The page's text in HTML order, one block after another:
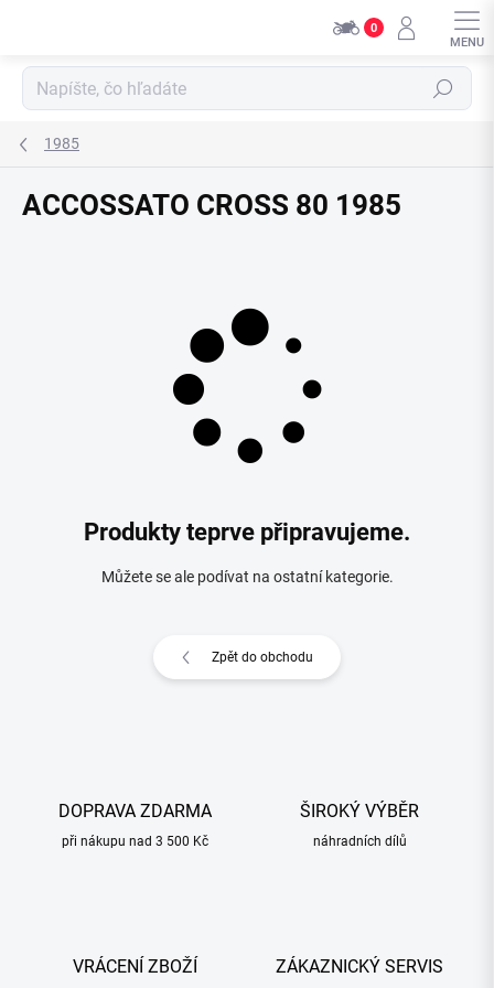
0
Hledat
1985
ACCOSSATO CROSS 80 1985
Produkty teprve připravujeme.
Můžete se ale podívat na ostatní kategorie.
Zpět do obchodu
DOPRAVA ZDARMA
při nákupu nad 3 500 Kč
ŠIROKÝ VÝBĚR
náhradních dílů
VRÁCENÍ ZBOŽÍ ZÁKAZNICKÝ SERVIS